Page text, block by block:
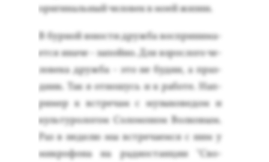
ори­гиналь­ный че­ловек в мо­ей жиз­ни.
В бур­ной юнос­ти друж­ба вос­при­нима­
ет­ся ина­че - за­пой­но. Для взрос­ло­го че­
лове­ка друж­ба - это не буд­ни, а праз­
дник. Так я от­но­шусь и к ра­боте. Нап­
ри­мер к встре­чам с му­зыко­ведом и
куль­ту­роло­гом Со­ломо­ном Вол­ко­вым.
Раз в не­делю мы встре­ча­ем­ся с ним у
мик­ро­фона на ра­ди­ос­танции "Сво­